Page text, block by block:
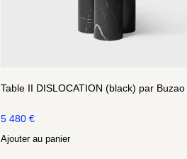
Table II DISLOCATION (black) par Buzao
5 480 €
Ajouter au panier